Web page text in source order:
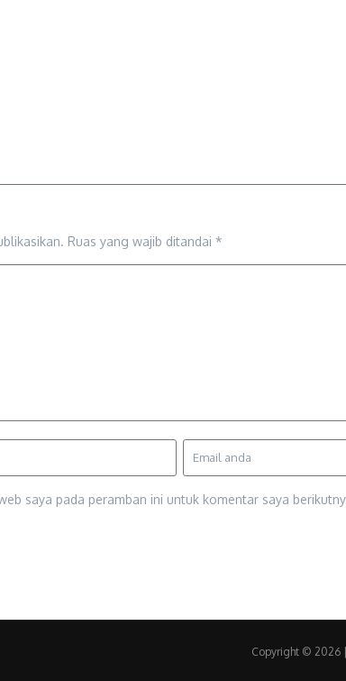
Ruas yang wajib ditandai *
saya pada peramban ini untuk komentar saya
Copyright © 2026